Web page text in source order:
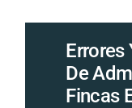
Errores
De
Fincas